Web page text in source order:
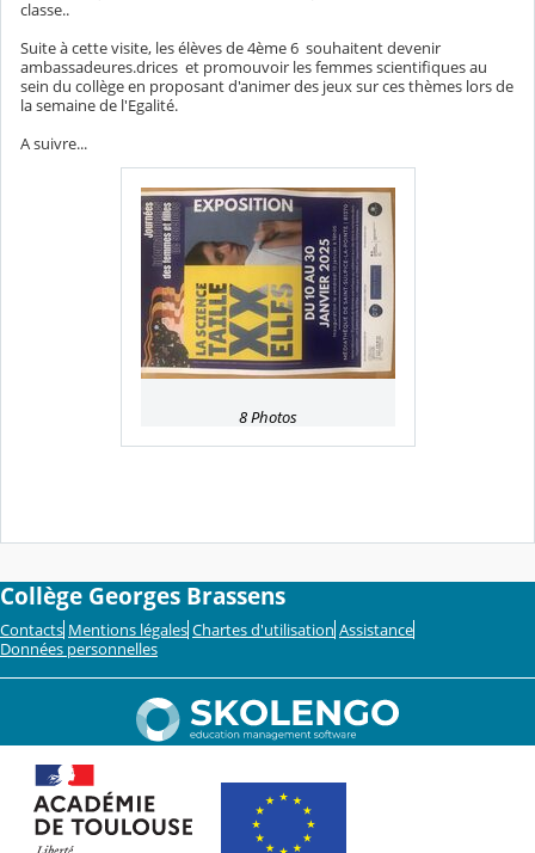
classe..
Suite à cette visite, les élèves de 4ème 6 souhaitent devenir
ambassadeures.drices et promouvoir les femmes scientifiques au
sein du collège en proposant d'animer des jeux sur ces thèmes lors de
la semaine de l'Egalité.
A suivre...
8 Photos
Collège Georges Brassens
Contacts Mentions légales Chartes d'utilisation Assistance
Données personnelles